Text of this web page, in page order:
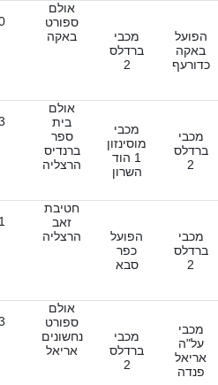
הפועל
באקה
כדורעף
מכבי
ברדלס
2
אולם
ספורט
באקה
מכבי
ברדלס
2
מכבי
מוסינזון
1 הוד
השרון
אולם
בית
ספר
ברנדיס
הרצליה
מכבי
ברדלס
2
הפועל
כפר
סבא
חטיבת
זאב
הרצליה
מכבי
על"ה
אריאל
פנדה
מכבי
ברדלס
2
אולם
ספורט
נחשונים
אריאל